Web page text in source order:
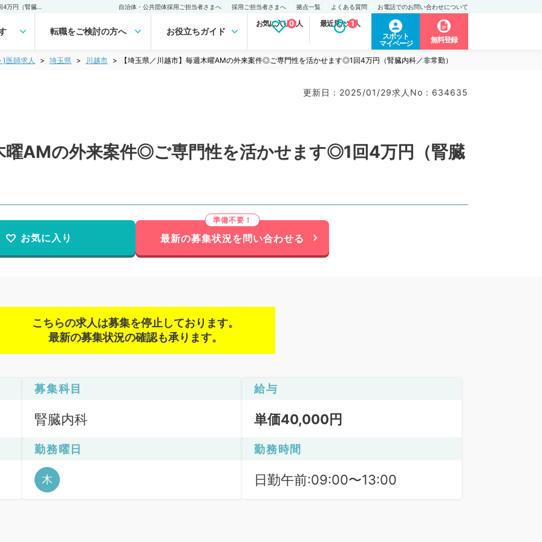
自治体・公共団体採用ご担当者さまへ 採用ご担当者さまへ 拠点一覧 よくある質問 お電話でのお問い合わせについて
転職をご検討の方へ お役立ちガイド
お気に入り求人
0 最近見た求人
1
スポット
マイページ
無料登録
)医師求人 埼玉県 川越市 【埼玉県／川越市】毎週木曜AMの外来案件◎ご専門性を活かせます◎1回4万円（腎臓内科／非常勤）
更新日 : 2025/01/29求人No : 634635
曜AMの外来案件◎ご専門性を活かせます◎1回4万円（腎臓
お気に入り 最新の募集状況を問い合わせる
こちらの求人は募集を停止しております。
最新の募集状況の確認も承ります。
募集科目
腎臓内科
給与
単価40,000円
勤務曜日
木
勤務時間
日勤午前:09:00〜13:00